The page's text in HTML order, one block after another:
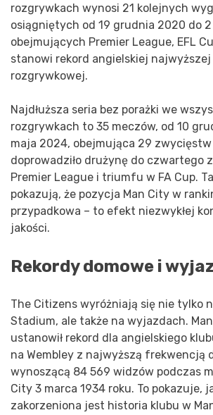
rozgrywkach wynosi 21 kolejnych
osiągniętych od 19 grudnia 2020 do 2
obejmujących Premier League, EFL
stanowi rekord angielskiej najwyższej
rozgrywkowej.
Najdłuższa seria bez porażki we
rozgrywkach to 35 meczów, od 10
maja 2024, obejmująca 29 zwycięstw
doprowadziło drużynę do czwartego
Premier League i triumfu w FA Cup.
pokazują, że pozycja Man City w
przypadkowa – to efekt niezwykłej
jakości.
Rekordy domowe i
The Citizens wyróżniają się nie tylko
Stadium, ale także na wyjazdach.
ustanowił rekord dla angielskiego
na Wembley z najwyższą frekwencją
wynoszącą 84 569 widzów podczas
City 3 marca 1934 roku. To pokazuje,
zakorzeniona jest historia klubu w